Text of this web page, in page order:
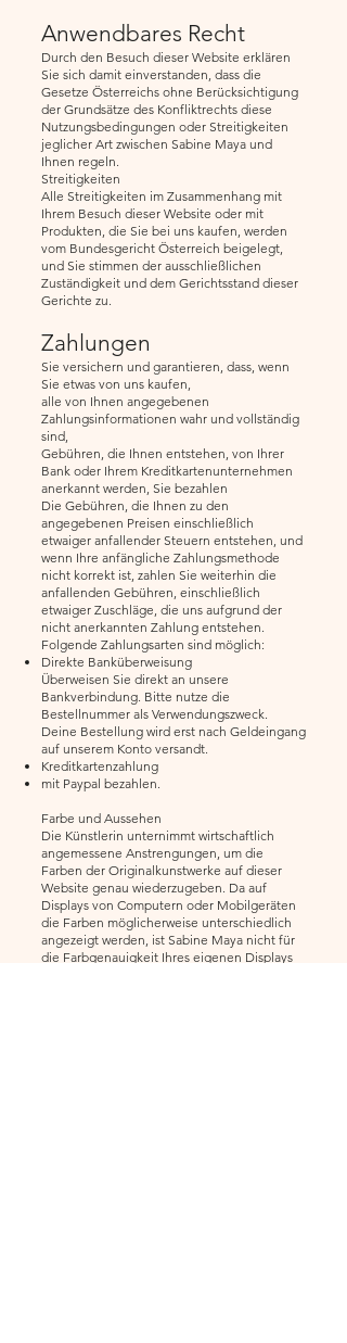
Anwendbares Recht
Durch den Besuch dieser Website erklären
Sie sich damit einverstanden, dass die
Gesetze Österreichs ohne Berücksichtigung
der Grundsätze des Konfliktrechts diese
Nutzungsbedingungen oder Streitigkeiten
jeglicher Art zwischen Sabine Maya und
Ihnen regeln.
Streitigkeiten
Alle Streitigkeiten im Zusammenhang mit
Ihrem Besuch dieser Website oder mit
Produkten, die Sie bei uns kaufen, werden
vom Bundesgericht Österreich beigelegt,
und Sie stimmen der ausschließlichen
Zuständigkeit und dem Gerichtsstand dieser
Gerichte zu.
Zahlungen
Sie versichern und garantieren, dass, wenn
Sie etwas von uns kaufen,
alle von Ihnen angegebenen
Zahlungsinformationen wahr und vollständig
sind,
Gebühren, die Ihnen entstehen, von Ihrer
Bank oder Ihrem Kreditkartenunternehmen
anerkannt werden, Sie bezahlen
Die Gebühren, die Ihnen zu den
angegebenen Preisen einschließlich
etwaiger anfallender Steuern entstehen, und
wenn Ihre anfängliche Zahlungsmethode
nicht korrekt ist, zahlen Sie weiterhin die
anfallenden Gebühren, einschließlich
etwaiger Zuschläge, die uns aufgrund der
nicht anerkannten Zahlung entstehen.
Folgende Zahlungsarten sind möglich:
Direkte Banküberweisung
Überweisen Sie direkt an unsere
Bankverbindung. Bitte nutze die
Bestellnummer als Verwendungszweck.
Deine Bestellung wird erst nach Geldeingang
auf unserem Konto versandt.
Kreditkartenzahlung
mit Paypal bezahlen.
Farbe und Aussehen
Die Künstlerin unternimmt wirtschaftlich
angemessene Anstrengungen, um die
Farben der Originalkunstwerke auf dieser
Website genau wiederzugeben. Da auf
Displays von Computern oder Mobilgeräten
die Farben möglicherweise unterschiedlich
angezeigt werden, ist Sabine Maya nicht für
die Farbgenauigkeit Ihres eigenen Displays